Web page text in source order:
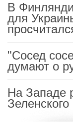
В
для
"Сосед
думают о
На Западе
Зеленского